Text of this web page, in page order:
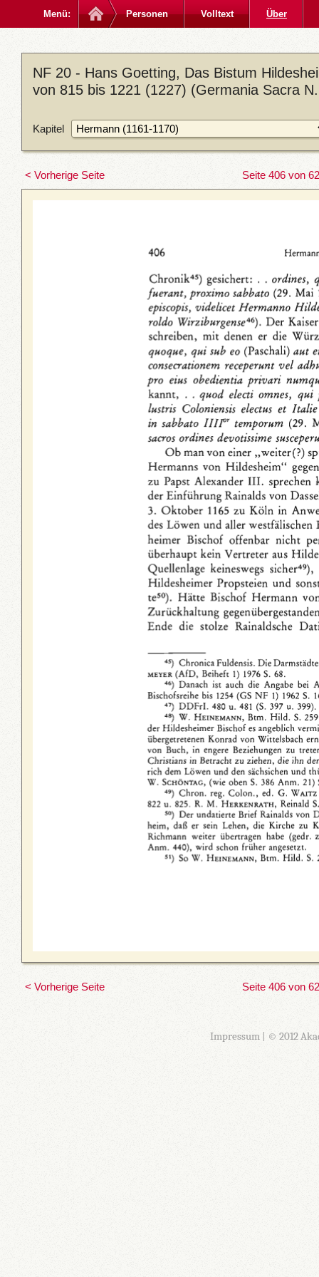
Menü: Personen Volltext Über
NF 20 - Hans Goetting, Das Bistum
von 815 bis 1221 (1227) (Germania Sacra
Kapitel
< Vorherige Seite Seite 406 von
< Vorherige Seite Seite 406 von
Impressum| © 2012